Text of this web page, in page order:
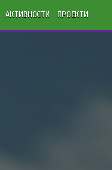
АКТИВНОСТИ ПРОЕКТИ